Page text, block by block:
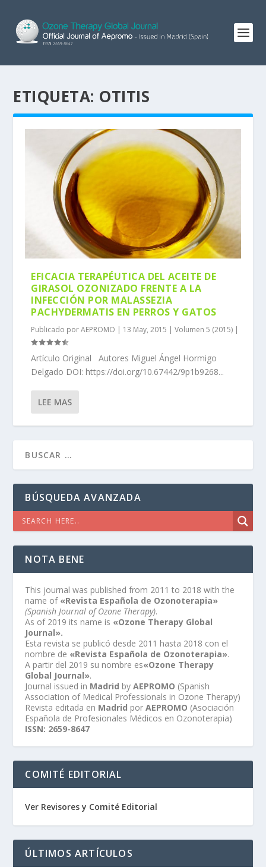
ETIQUETA: OTITIS
EFICACIA TERAPÉUTICA DEL ACEITE DE
GIRASOL OZONIZADO FRENTE A LA
INFECCIÓN POR MALASSEZIA
PACHYDERMATIS EN PERROS Y GATOS
Publicado porAEPROMO | 13 May, 2015 |Volumen 5 (2015) |
Artículo Original Autores Miguel Ángel Hormigo
Delgado DOI: https://doi.org/10.67442/9p1b9268...
LEE MAS
BÚSQUEDA AVANZADA
NOTA BENE
This journal was published from 2011 to 2018 with the
name of «Revista Española de Ozonoterapia»
(Spanish Journal of Ozone Therapy).
As of 2019 its name is «Ozone Therapy Global
Journal».
Esta revista se publicó desde 2011 hasta 2018 con el
nombre de «Revista Española de Ozonoterapia».
A partir del 2019 su nombre es«Ozone Therapy
Global Journal».
Journal issued in Madrid byAEPROMO (Spanish
Association of Medical Professionals in Ozone Therapy)
Revista editada en Madrid porAEPROMO (Asociación
Española de Profesionales Médicos en Ozonoterapia)
ISSN: 2659-8647
COMITÉ EDITORIAL
Ver Revisores y Comité Editorial
ÚLTIMOS ARTÍCULOS